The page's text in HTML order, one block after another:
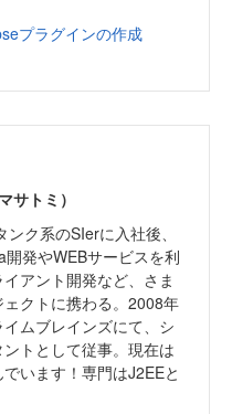
プラグインの作成
サトミ）
ク系のSIerに入社後、
発やWEBサービスを利
アント開発など、さま
クトに携わる。2008年
ムブレインズにて、シ
トとして従事。現在は
います！専門はJ2EEと